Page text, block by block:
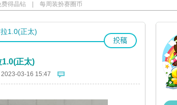
费得晶钻 每周装扮赛圈币
1.0(正太)
正太)
03-16 15:47